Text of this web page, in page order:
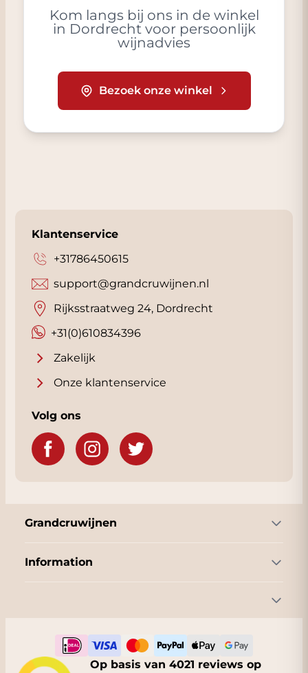
Kom langs bij ons in de winkel
in Dordrecht voor persoonlijk
wijnadvies
Bezoek onze winkel
Klantenservice
+31786450615
+31(0)610834396
support@grandcruwijnen.nl
Rijksstraatweg 24, Dordrecht
Zakelijk
Onze klantenservice
Volg ons
Grandcruwijnen
Information
Op basis van 4021 reviews op